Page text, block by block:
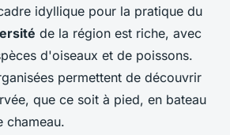
idyllique pour la pratique du
de la région est riche, avec
d'oiseaux et de poissons.
permettent de découvrir
que ce soit à pied, en bateau
chameau.